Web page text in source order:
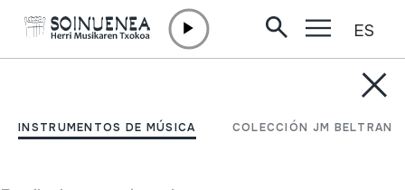
INSTRUMENTOS DE MÚSICA COLECCIÓN JM BELTRAN
ES
TURUTA-ORRAZIA